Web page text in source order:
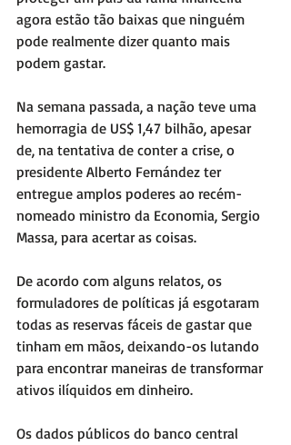
agora estão tão baixas que ninguém
pode realmente dizer quanto mais
podem gastar.
Na semana passada, a nação teve uma
hemorragia de US$ 1,47 bilhão, apesar
de, na tentativa de conter a crise, o
presidente Alberto Fernández ter
entregue amplos poderes ao recém-
nomeado ministro da Economia, Sergio
Massa, para acertar as coisas.
De acordo com alguns relatos, os
formuladores de políticas já esgotaram
todas as reservas fáceis de gastar que
tinham em mãos, deixando-os lutando
para encontrar maneiras de transformar
ativos ilíquidos em dinheiro.
Os dados públicos do banco central